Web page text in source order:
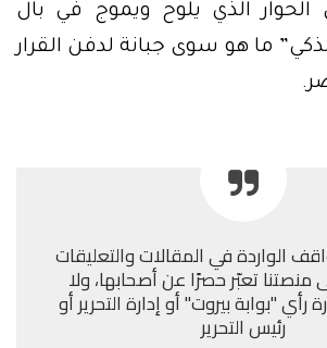
الذي يلوح ويموج في بال
ما هو سوى جبانة لدفن القرار
الواردة في المقالات والتعليقات
منصتنا تعبّر حصرًا عن أصحابها، ولا
"بوابة بيروت" أو إدارة التحرير أو
رئيس التحرير